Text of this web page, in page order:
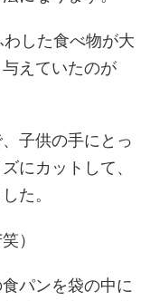
した食べ物が大
えていたのが
子供の手にとっ
にカットして、
た。
）
パンを袋の中に